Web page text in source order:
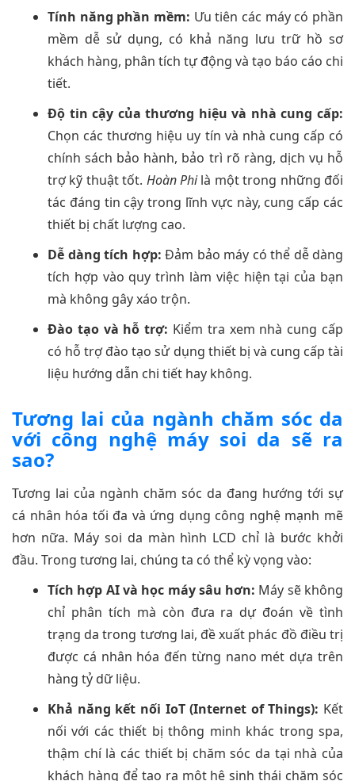
Tính năng phần mềm: Ưu tiên các máy có phần
mềm dễ sử dụng, có khả năng lưu trữ hồ sơ
khách hàng, phân tích tự động và tạo báo cáo chi
tiết.
Độ tin cậy của thương hiệu và nhà cung cấp:
Chọn các thương hiệu uy tín và nhà cung cấp có
chính sách bảo hành, bảo trì rõ ràng, dịch vụ hỗ
trợ kỹ thuật tốt. Hoàn Philà một trong những đối
tác đáng tin cậy trong lĩnh vực này, cung cấp các
thiết bị chất lượng cao.
Dễ dàng tích hợp: Đảm bảo máy có thể dễ dàng
tích hợp vào quy trình làm việc hiện tại của bạn
mà không gây xáo trộn.
Đào tạo và hỗ trợ: Kiểm tra xem nhà cung cấp
có hỗ trợ đào tạo sử dụng thiết bị và cung cấp tài
liệu hướng dẫn chi tiết hay không.
Tương lai của ngành chăm sóc da
với công nghệ máy soi da sẽ ra
sao?
Tương lai của ngành chăm sóc da đang hướng tới sự
cá nhân hóa tối đa và ứng dụng công nghệ mạnh mẽ
hơn nữa. Máy soi da màn hình LCD chỉ là bước khởi
đầu. Trong tương lai, chúng ta có thể kỳ vọng vào:
Tích hợp AI và học máy sâu hơn: Máy sẽ không
chỉ phân tích mà còn đưa ra dự đoán về tình
trạng da trong tương lai, đề xuất phác đồ điều trị
được cá nhân hóa đến từng nano mét dựa trên
hàng tỷ dữ liệu.
Khả năng kết nối IoT (Internet of Things): Kết
nối với các thiết bị thông minh khác trong spa,
thậm chí là các thiết bị chăm sóc da tại nhà của
khách hàng để tạo ra một hệ sinh thái chăm sóc